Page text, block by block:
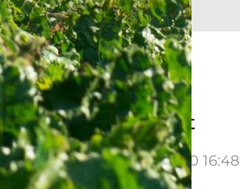
av
Aktuellt
2026-06-30 16:48